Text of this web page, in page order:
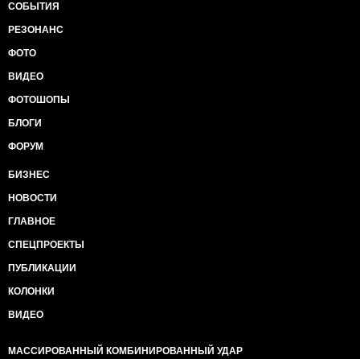
СОБЫТИЯ
РЕЗОНАНС
ФОТО
ВИДЕО
ФОТОШОПЫ
БЛОГИ
ФОРУМ
БИЗНЕС
НОВОСТИ
ГЛАВНОЕ
СПЕЦПРОЕКТЫ
ПУБЛИКАЦИИ
КОЛОНКИ
ВИДЕО
МАССИРОВАННЫЙ КОМБИНИРОВАННЫЙ УДАР